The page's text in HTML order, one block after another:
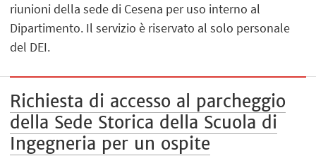
riunioni della sede di Cesena per uso interno al
Dipartimento. Il servizio è riservato al solo personale
del DEI.
Richiesta di accesso al parcheggio
della Sede Storica della Scuola di
Ingegneria per un ospite